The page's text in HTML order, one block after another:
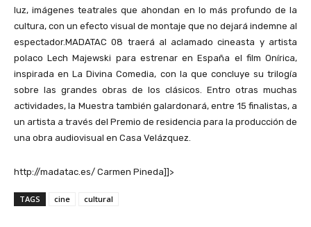
luz, imágenes teatrales que ahondan en lo más profundo de la
cultura, con un efecto visual de montaje que no dejará indemne al
espectador.MADATAC 08 traerá al aclamado cineasta y artista
polaco Lech Majewski para estrenar en España el film Onírica,
inspirada en La Divina Comedia, con la que concluye su trilogía
sobre las grandes obras de los clásicos. Entro otras muchas
actividades, la Muestra también galardonará, entre 15 finalistas, a
un artista a través del Premio de residencia para la producción de
una obra audiovisual en Casa Velázquez.
http://madatac.es/ Carmen Pineda]]>
TAGS cine cultural